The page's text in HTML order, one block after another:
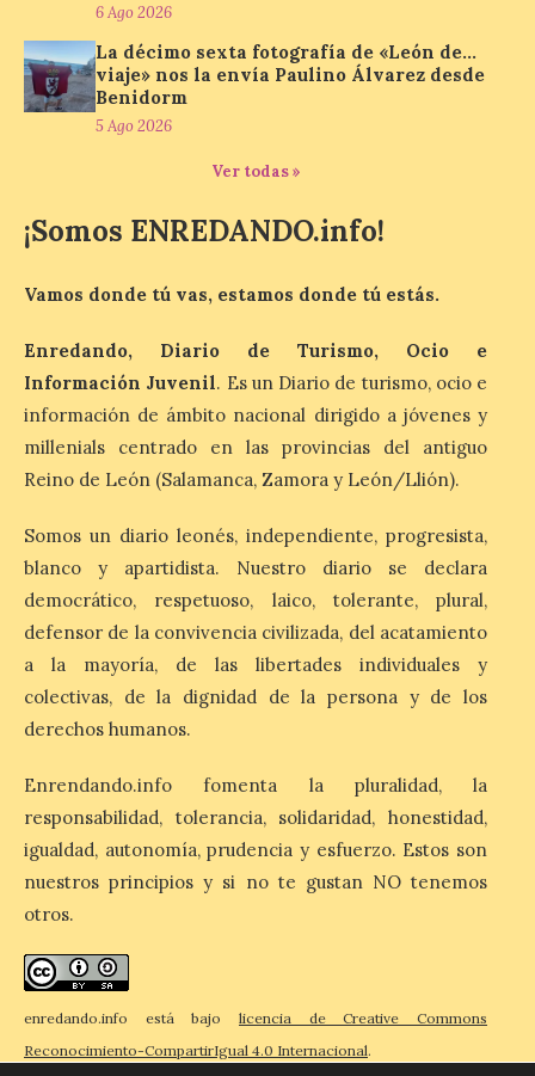
y, como novedad, en el
Leaders Lounge, dos espacios exclusivos
para los ciclistas. El recorrido de La
Vuelta discurrirá junto a 17 […]
Última llamada: Eclipse
Dónde alojarse y a qué
precio
7 Ago 2026
León es la provincia más
económica (116€/noche),
pero también una de las
más agotadas: solo un 4%
de alojamientos libres.
Zamora, Palencia y Álava son las
provincias con menos margen: apenas un
El eclipse genera un boom
de reservas hoteleras y
precios desorbitados,
según SiteMinder
7 Ago 2026
Asturias lidera el impacto
del fenómeno, con el
mayor aumento en
reservas, precios y
antelación de compra. El
auge de la demanda redefine la
planificación: reservas más anticipadas y
Madrid, 7 agosto de […]
6 Ago 2026
La décimo sexta fotografía de «León de…
viaje» nos la envía Paulino Álvarez desde
Benidorm
5 Ago 2026
Ver todas »
¡Somos ENREDANDO.info!
Vamos donde tú vas, estamos donde tú estás.
Enredando, Diario de Turismo, Ocio e
Información Juvenil. Es un Diario de turismo, ocio e
información de ámbito nacional dirigido a jóvenes y
millenials centrado en las provincias del antiguo
Reino de León (Salamanca, Zamora y León/Llión).
Somos un diario leonés, independiente, progresista,
blanco y apartidista. Nuestro diario se declara
democrático, respetuoso, laico, tolerante, plural,
defensor de la convivencia civilizada, del acatamiento
a la mayoría, de las libertades individuales y
colectivas, de la dignidad de la persona y de los
derechos humanos.
Enrendando.info fomenta la pluralidad, la
responsabilidad, tolerancia, solidaridad, honestidad,
igualdad, autonomía, prudencia y esfuerzo. Estos son
nuestros principios y si no te gustan NO tenemos
otros.
enredando.info está bajo licencia de Creative Commons
Reconocimiento-CompartirIgual 4.0 Internacional.